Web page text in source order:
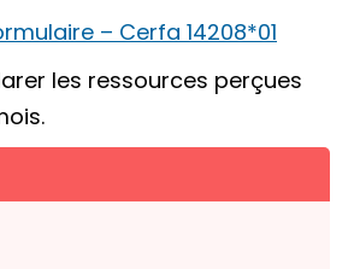
– Cerfa 14208*01
les ressources perçues